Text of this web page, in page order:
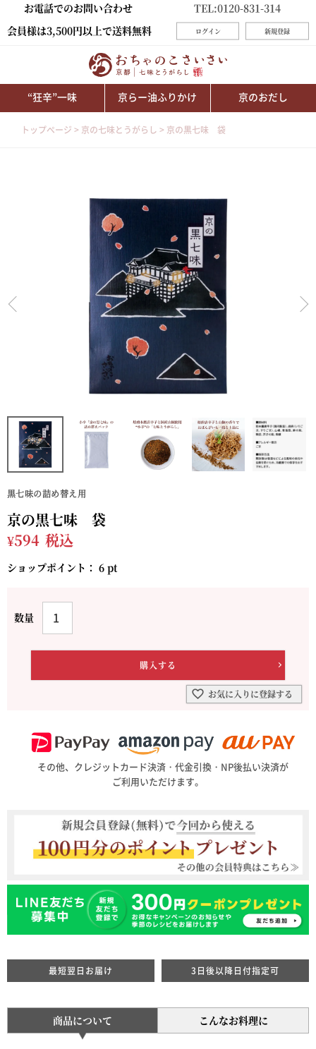
お電話でのお問い合わせ
TEL:0120-831-314
会員様は3,500円以上で送料無料
ログイン 新規登録
“狂辛”一味 京らー油ふりかけ 京のおだし
トップページ 京の七味とうがらし 京の黒七味 袋
黒七味の詰め替え用
京の黒七味 袋
¥594 税込
ショップポイント： 6 pt
お気に入りに登録する
その他、クレジットカード決済・代金引換・NP後払い決済が
ご利用いただけます。
最短翌日お届け 3日後以降日付指定可
商品について こんなお料理に